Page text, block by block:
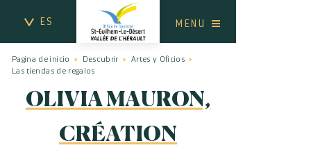
ES MENU
OLIVIA MAURON,
CRÉATION
Pagina de inicio Descubrir
Artes y Oficios
Las tiendas de regalos